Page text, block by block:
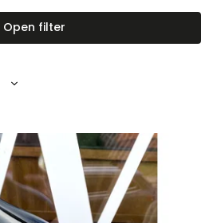
Open filter